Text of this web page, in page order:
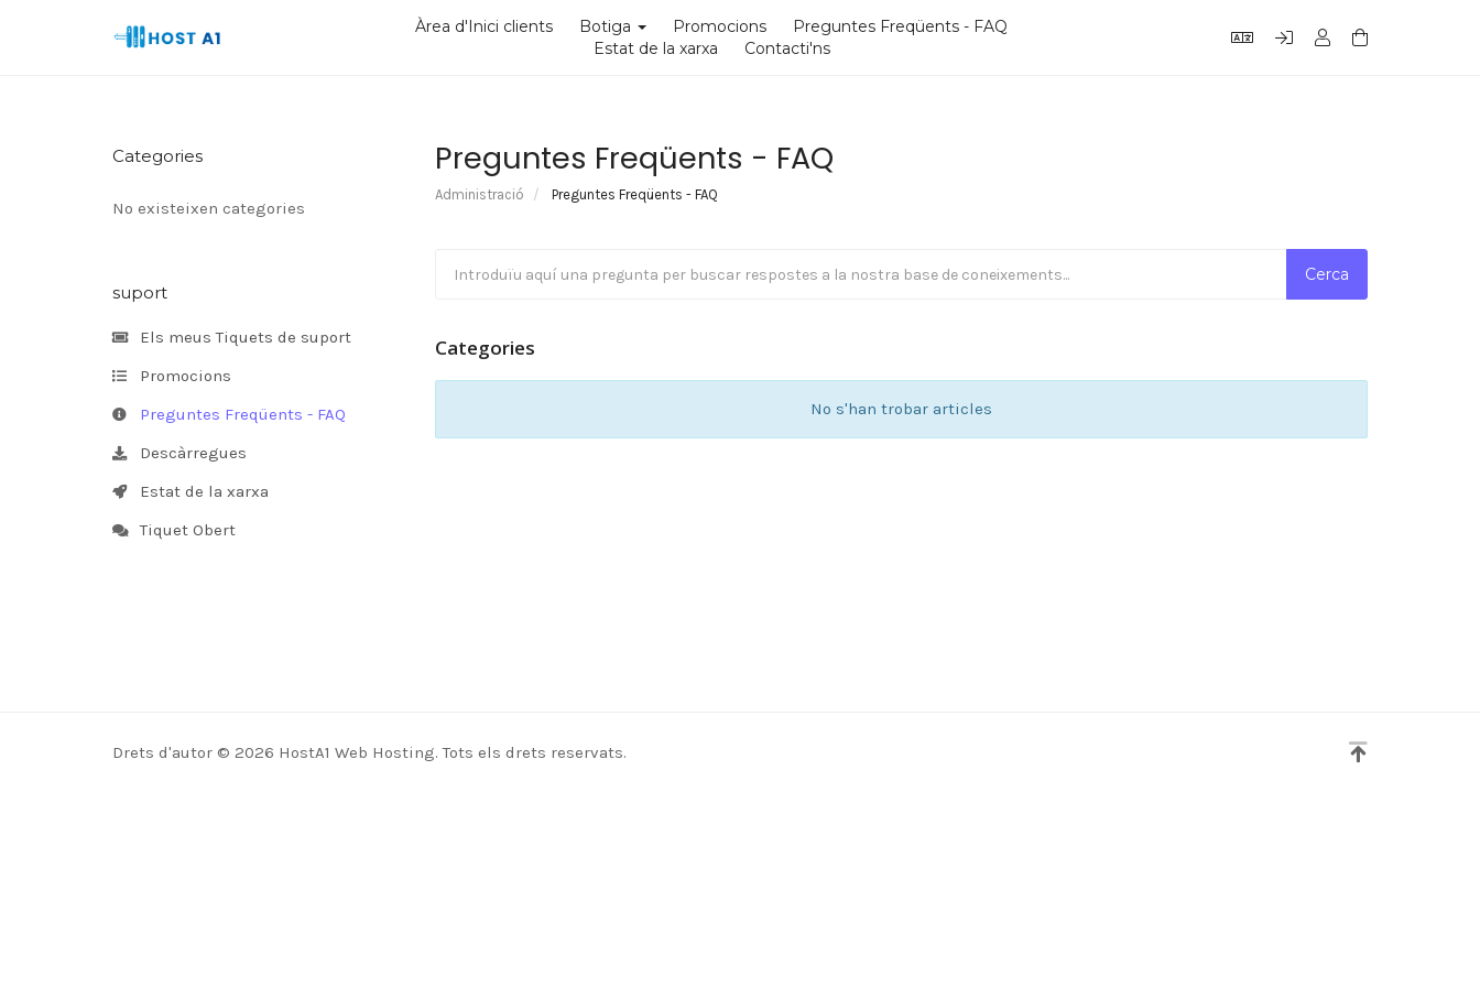
Àrea d'Inici clients Botiga Promocions
Preguntes Freqüents - FAQ
Estat de la xarxa
Contacti'ns
Preguntes Freqüents - FAQ
Administració Preguntes Freqüents - FAQ
Categories
No existeixen categories
suport
Els meus Tiquets de suport
Promocions
Preguntes Freqüents - FAQ
Descàrregues
Estat de la xarxa
Tiquet Obert
Categories
No s'han trobar articles
Drets d'autor © 2026 HostA1 Web Hosting. Tots els drets reservats.